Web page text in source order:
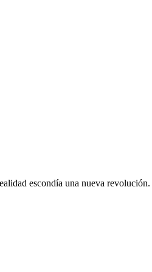
escondía una nueva revolución.